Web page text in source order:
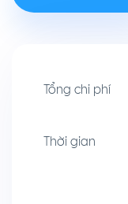
Tổng chi phí
Thời gian